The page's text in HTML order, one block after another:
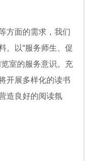
方面的需求，我们
。以“服务师生、促
室的服务意识。充
开展多样化的读书
造良好的阅读氛